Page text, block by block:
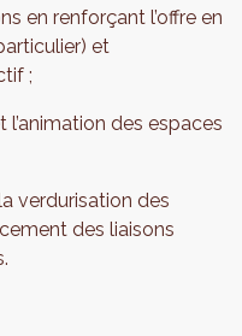
en renforçant l’offre en
et
;
l’animation des espaces
verdurisation des
des liaisons